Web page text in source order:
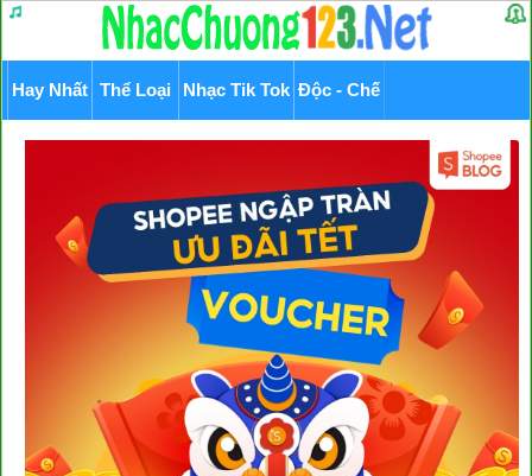
Hay Nhất Thể Loại Nhạc Tik Tok Độc - Chế